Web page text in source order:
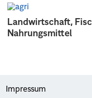
Landwirtschaft,
Nahrungsmittel
Impressum